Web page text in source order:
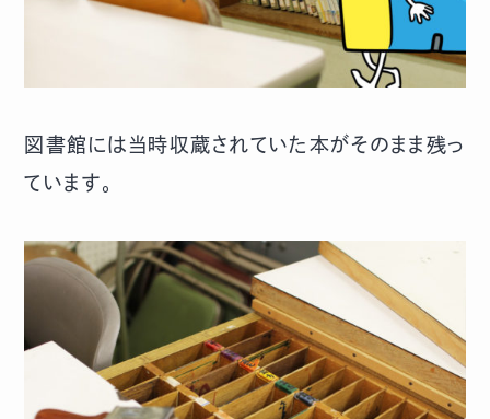
図書館には当時収蔵されていた本がそのまま残っ
ています。